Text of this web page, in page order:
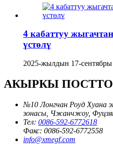
4 кабаттуу
үстөлү
2025-жылдын 17-сентябры
АКЫРКЫ
№10 Лонгчан Роуд Хуана
зонасы, Чжанчжоу,
Тел: 0086-592-6772618
Факс: 0086-592-6772558
info@xmegf.com